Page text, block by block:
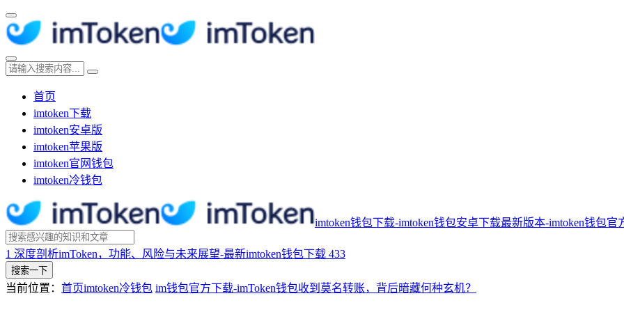
首页
imtoken下载
imtoken安卓版
imtoken苹果版
imtoken官网钱包
imtoken冷钱包
imtoken钱包下载-imtoken钱包安卓下载最新版本-imtoken钱包官
1 深度剖析imToken，功能、风险与未来展望-最新imtoken钱包下载 433
搜索一下
当前位置： 首页imtoken冷钱包 im钱包官方下载-imToken钱包收到莫名转账，背后暗藏何种玄机？